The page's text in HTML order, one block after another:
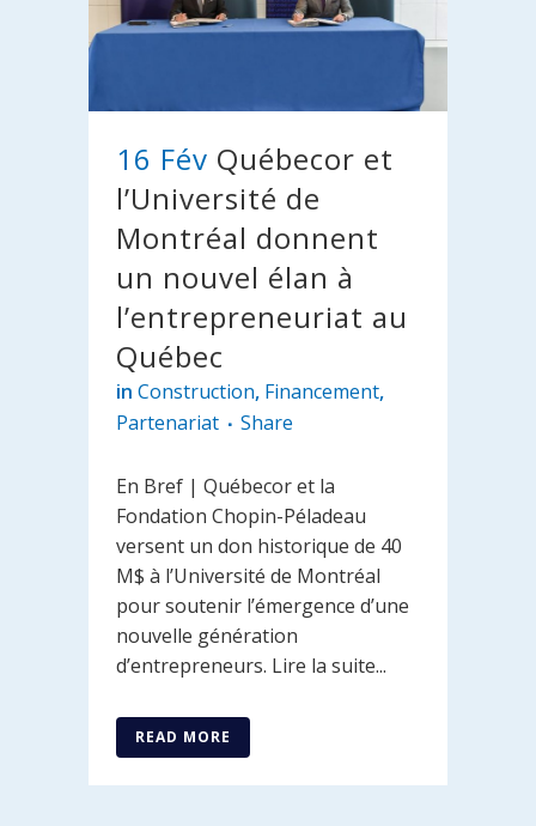
16 Fév Québecor et
l’Université de
Montréal donnent
un nouvel élan à
l’entrepreneuriat au
Québec
in Construction, Financement,
Partenariat
Share
En Bref | Québecor et la
Fondation Chopin-Péladeau
versent un don historique de 40
M$ à l’Université de Montréal
pour soutenir l’émergence d’une
nouvelle génération
d’entrepreneurs. Lire la suite...
READ MORE